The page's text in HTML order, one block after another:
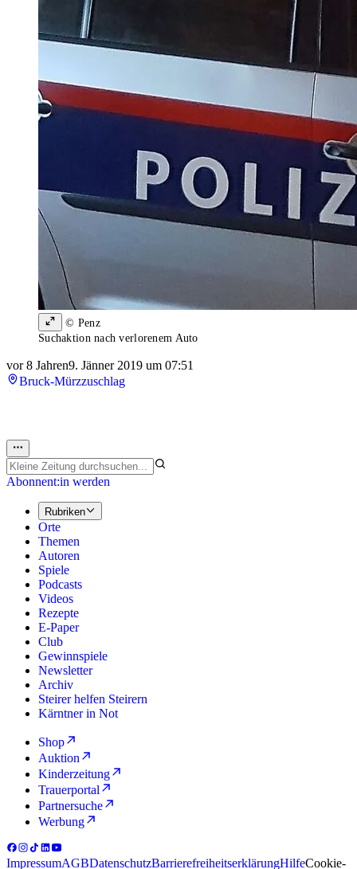
© Penz
Suchaktion nach verlorenem Auto
vor 8 Jahren9. Jänner 2019 um 07:51
Bruck-Mürzzuschlag
Abonnent:in werden
Rubriken
Orte
Themen
Autoren
Spiele
Podcasts
Videos
Rezepte
E-Paper
Club
Gewinnspiele
Newsletter
Archiv
Steirer helfen Steirern
Kärntner in Not
Shop
Auktion
Kinderzeitung
Trauerportal
Partnersuche
Werbung
ImpressumAGBDatenschutzBarrierefreiheitserklärungHilfeCookie-